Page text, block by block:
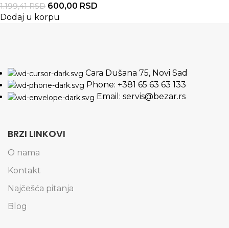
1.199,41RSD 600,00 RSD
Dodaj u korpu
Cara Dušana 75, Novi Sad
Phone: +381 65 63 63 133
Email: servis@bezar.rs
BRZI LINKOVI
O nama
Kontakt
Najčešća pitanja
Blog